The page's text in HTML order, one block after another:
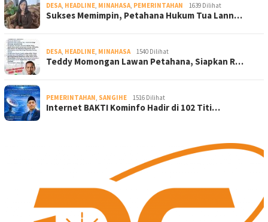
DESA HEADLINE MINAHASA PEMERINTAHAN 1639 Dilihat
Sukses Memimpin, Petahana Hukum Tua Lann…
DESA HEADLINE MINAHASA 1540 Dilihat
Teddy Momongan Lawan Petahana, Siapkan R…
PEMERINTAHAN SANGIHE 1516 Dilihat
Internet BAKTI Kominfo Hadir di 102 Titi…